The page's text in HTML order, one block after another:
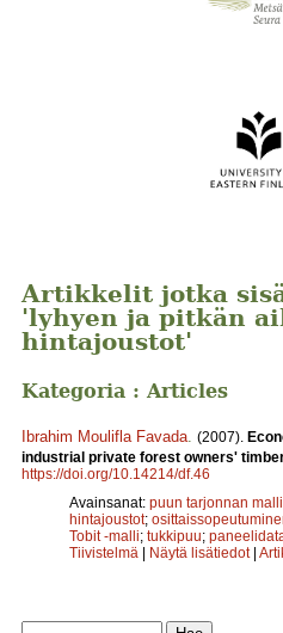
Artikkelit jotka
'lyhyen ja pitkän
hintajoustot'
Kategoria : Articles
Ibrahim Moulifla Favada (2007).
industrial private forest owners'
https://doi.org/10.14214/df.46
Avainsanat: puun tarjonnan
hintajoustot;
Tobit -malli; tukkipuu;
Tiivistelmä | Näytä lisätiedot |